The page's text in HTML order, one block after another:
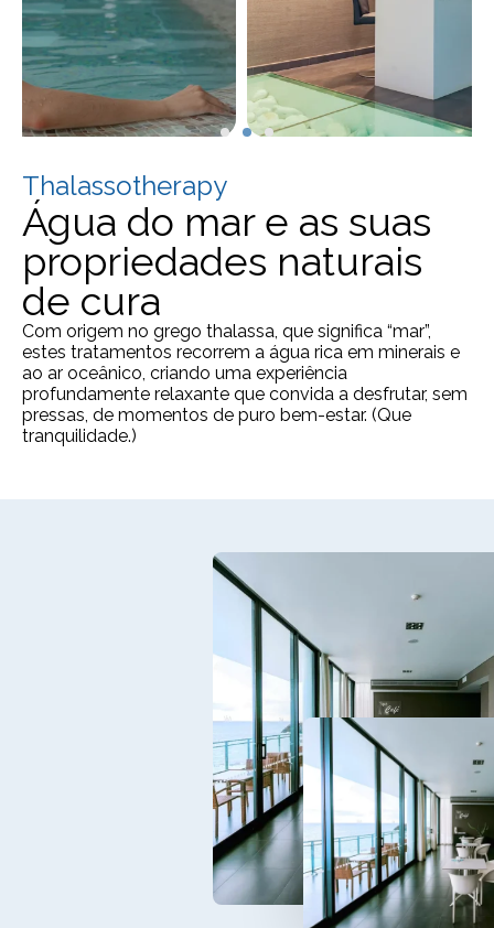
Thalassotherapy
Água do mar e as suas
propriedades naturais
de cura
Com origem no grego thalassa, que significa “mar”,
estes tratamentos recorrem a água rica em minerais e
ao ar oceânico, criando uma experiência
profundamente relaxante que convida a desfrutar, sem
pressas, de momentos de puro bem-estar. (Que
tranquilidade.)